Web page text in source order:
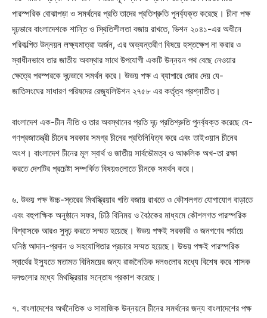
পারস্পরিক বোঝাপড়া ও সমর্থনের প্রতি তাদের প্রতিশ্রুতি পুনর্ব্যক্ত করেছে। চীনা পক্ষ
দৃঢ়ভাবে বাংলাদেশকে শান্তি ও স্থিতিশীলতা বজায় রাখতে, ভিশন ২০৪১-এর অধীনে
পরিকল্পিত উন্নয়ন লক্ষ্যমাত্রা অর্জন, এর অভ্যন্তরীণ বিষয়ে হস্তক্ষেপ না করার ও
স্বাধীনভাবে তার জাতীয় অবস্থার সাথে উপযোগী একটি উন্নয়ন পথ বেছে নেওয়ার
ক্ষেত্রে পরস্পরকে দৃঢ়ভাবে সমর্থন করে। উভয় পক্ষ এ ব্যাপারে জোর দেয় যে-
জাতিসংঘের সাধারণ পরিষদের রেজ্যুলিউশন ২৭৫৮ এর কর্তৃত্ব প্রশ্নাতীত।
বাংলাদেশ এক-চীন নীতি ও তার অবস্থানের প্রতি দৃঢ় প্রতিশ্রুতি পুনর্ব্যক্ত করেছে যে-
গণপ্রজাতন্ত্রী চীনের সরকার সমগ্র চীনের প্রতিনিধিত্ব করে এবং তাইওয়ান চীনের
অংশ। বাংলাদেশ চীনের মূল স্বার্থ ও জাতীয় সার্বভৌমত্ব ও আঞ্চলিক অখ-তা রক্ষা
করতে দেশটির প্রচেষ্টা সম্পর্কিত বিষয়গুলোতে চীনকে সমর্থন করে।
৬. উভয় পক্ষ উচ্চ-স্তরের মিথস্ক্রিয়ার গতি বজায় রাখতে ও কৌশলগত যোগাযোগ বাড়াতে
এবং বহুপাক্ষিক অনুষ্ঠানে সফর, চিঠি বিনিময় ও বৈঠকের মাধ্যমে কৌশলগত পারস্পরিক
বিশ্বাসকে আরও সুদৃঢ় করতে সম্মত হয়েছে। উভয় পক্ষই সরকারী ও জনগণের পর্যায়ে
ঘনিষ্ঠ আদান-প্রদান ও সহযোগিতার প্রচারে সম্মত হয়েছে। উভয় পক্ষই পারস্পরিক
স্বার্থের ইস্যুতে মতামত বিনিময়ের জন্য রাজনৈতিক দলগুলোর মধ্যে বিশেষ করে শাসক
দলগুলোর মধ্যে মিথস্ক্রিয়ায় সন্তোষ প্রকাশ করেছে।
৭. বাংলাদেশের অর্থনৈতিক ও সামাজিক উন্নয়নে চীনের সমর্থনের জন্য বাংলাদেশের পক্ষ